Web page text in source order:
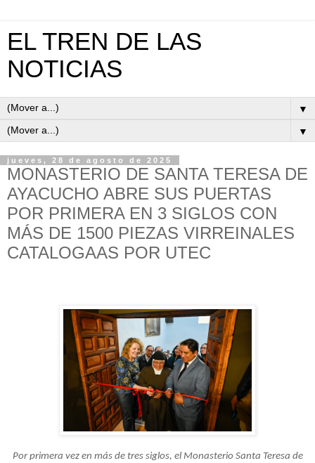
EL TREN DE LAS
NOTICIAS
▼
▼
jueves, 28 de agosto de 2025
MONASTERIO DE SANTA TERESA DE
AYACUCHO ABRE SUS PUERTAS
POR PRIMERA EN 3 SIGLOS CON
MÁS DE 1500 PIEZAS VIRREINALES
CATALOGAAS POR UTEC
Por primera vez en más de tres siglos, el Monasterio Santa Teresa de